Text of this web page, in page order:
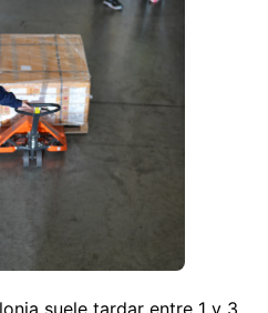
suele tardar entre 1 y 3